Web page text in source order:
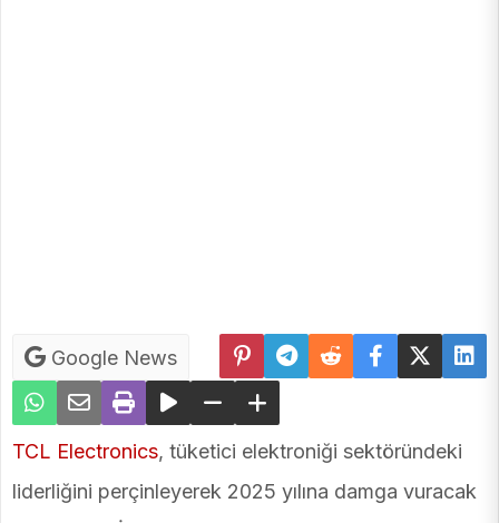
Google News
TCL Electronics, tüketici elektroniği sektöründeki
liderliğini perçinleyerek 2025 yılına damga vuracak